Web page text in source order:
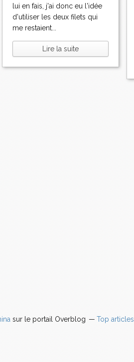
lui en fais, j'ai donc eu l'idée
d'utiliser les deux filets qui
me restaient...
Lire la suite
sur le portail Overblog Top articles